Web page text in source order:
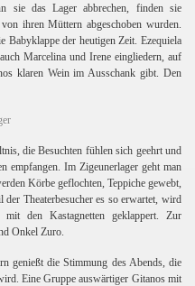
sie das Lager abbrechen, finden sie
ihren Müttern abgeschoben wurden.
Babyklappe der heutigen Zeit. Ezequiela
Marcelina und Irene eingliedern, auf
klaren Wein im Ausschank gibt. Den
die Besuchten fühlen sich geehrt und
empfangen. Im Zigeunerlager geht man
Körbe geflochten, Teppiche gewebt,
der Theaterbesucher es so erwartet, wird
den Kastagnetten geklappert. Zur
Onkel Zuro.
genießt die Stimmung des Abends, die
Eine Gruppe auswärtiger Gitanos mit